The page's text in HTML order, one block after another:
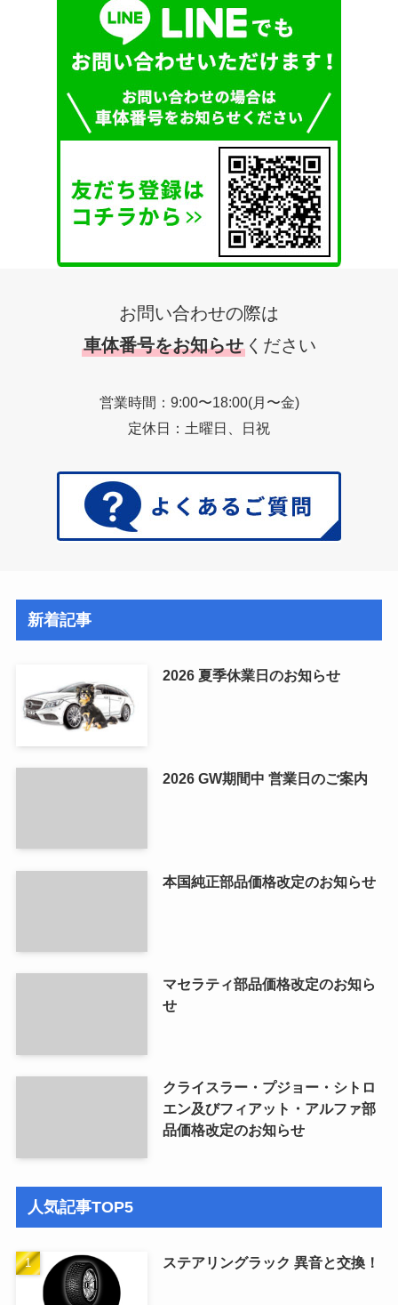
お問い合わせの際は
車体番号をお知らせ ください
営業時間：9:00〜18:00(月〜金)
定休日：土曜日、日祝
新着記事
2026 夏季休業日のお知らせ
2026 GW期間中 営業日のご案内
本国純正部品価格改定のお知らせ
マセラティ部品価格改定のお知ら
せ
クライスラー・プジョー・シトロ
エン及びフィアット・アルファ部
品価格改定のお知らせ
人気記事TOP5
ステアリングラック 異音と交換！